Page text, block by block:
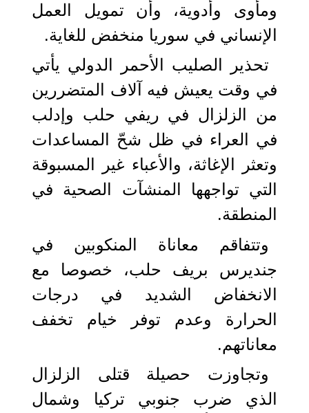
ومأوى وأدوية، وأن تمويل العمل
الإنساني في سوريا منخفض للغاية.
تحذير الصليب الأحمر الدولي يأتي
في وقت يعيش فيه آلاف المتضررين
من الزلزال في ريفي حلب وإدلب
في العراء في ظل شحّ المساعدات
وتعثر الإغاثة، والأعباء غير المسبوقة
التي تواجهها المنشآت الصحية في
المنطقة.
وتتفاقم معاناة المنكوبين في
جنديرس بريف حلب، خصوصا مع
الانخفاض الشديد في درجات
الحرارة وعدم توفر خيام تخفف
معاناتهم.
وتجاوزت حصيلة قتلى الزلزال
الذي ضرب جنوبي تركيا وشمال